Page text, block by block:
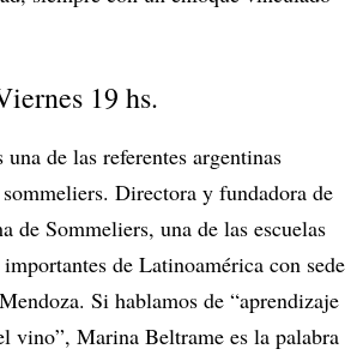
19 hs.
de las referentes argentinas
Directora y fundadora de
de Sommeliers, una de las escuelas
de Latinoamérica con sede
Si hablamos de “aprendizaje
vino”, Marina Beltrame es la palabra